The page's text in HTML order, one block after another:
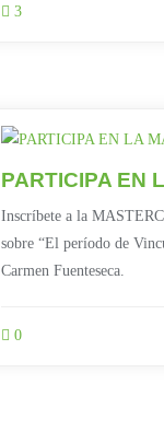
3
PARTICIPA EN
Inscríbete a la
sobre “El período de
Carmen Fuenteseca.
0